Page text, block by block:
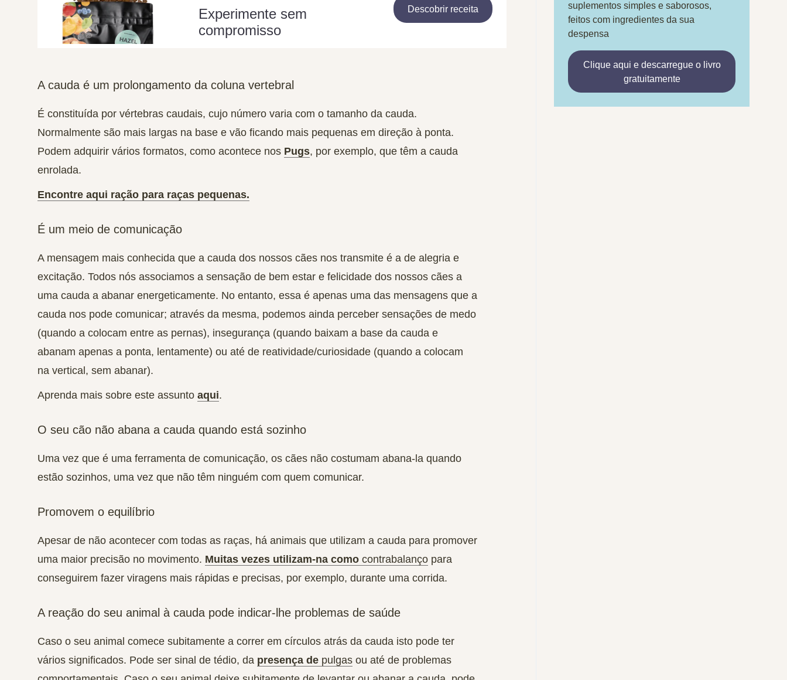
Experimente sem
compromisso
Descobrir receita
A cauda é um prolongamento da coluna vertebral
É constituída por vértebras caudais, cujo número varia com o tamanho da cauda.
Normalmente são mais largas na base e vão ficando mais pequenas em direção à ponta.
Podem adquirir vários formatos, como acontece nos Pugs, por exemplo, que têm a cauda
enrolada.
Encontre aqui ração para raças pequenas.
É um meio de comunicação
A mensagem mais conhecida que a cauda dos nossos cães nos transmite é a de alegria e
excitação. Todos nós associamos a sensação de bem estar e felicidade dos nossos cães a
uma cauda a abanar energeticamente. No entanto, essa é apenas uma das mensagens que a
cauda nos pode comunicar; através da mesma, podemos ainda perceber sensações de medo
(quando a colocam entre as pernas), insegurança (quando baixam a base da cauda e
abanam apenas a ponta, lentamente) ou até de reatividade/curiosidade (quando a colocam
na vertical, sem abanar).
Aprenda mais sobre este assunto aqui.
O seu cão não abana a cauda quando está sozinho
Uma vez que é uma ferramenta de comunicação, os cães não costumam abana-la quando
estão sozinhos, uma vez que não têm ninguém com quem comunicar.
Promovem o equilíbrio
Apesar de não acontecer com todas as raças, há animais que utilizam a cauda para promover
uma maior precisão no movimento. Muitas vezes utilizam-na como contrabalanço para
conseguirem fazer viragens mais rápidas e precisas, por exemplo, durante uma corrida.
A reação do seu animal à cauda pode indicar-lhe problemas de saúde
Caso o seu animal comece subitamente a correr em círculos atrás da cauda isto pode ter
vários significados. Pode ser sinal de tédio, da presença de pulgas ou até de problemas
suplementos simples e saborosos,
feitos com ingredientes da sua
despensa
Clique aqui e descarregue o livro
gratuitamente